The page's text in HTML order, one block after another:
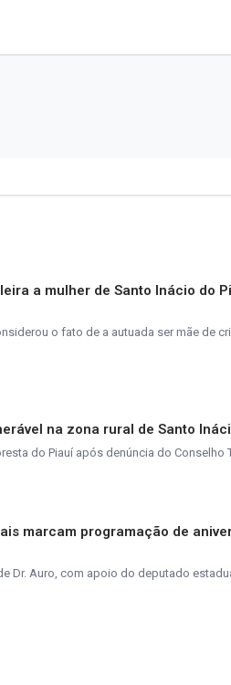
a mulher de Santo Inácio do
o fato de a autuada ser mãe de
na zona rural de Santo
do Piauí após denúncia do Conselho
marcam programação de
Dr. Auro, com apoio do deputado